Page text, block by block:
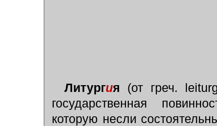
Литургия (от греч.
государственная
которую несли